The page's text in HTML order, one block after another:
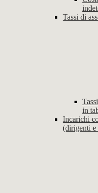
Tassi di
in
Incarichi
(dirigenti